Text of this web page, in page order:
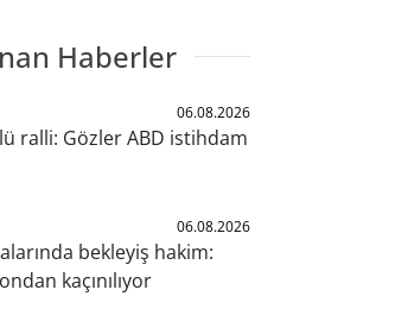
Haberler
06.08.2026
ralli: Gözler ABD istihdam
06.08.2026
bekleyiş hakim:
kaçınılıyor